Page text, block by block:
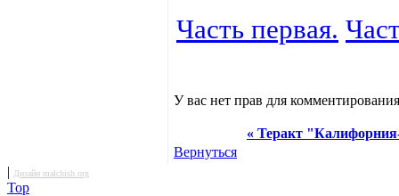
Часть первая.
У вас нет прав для
« Теракт
Вернуться
| Дизайн malchish.org
Top